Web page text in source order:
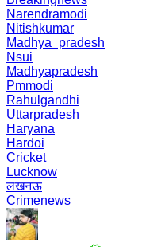
Narendramodi
Nitishkumar
Madhya_pradesh
Nsui
Madhyapradesh
Pmmodi
Rahulgandhi
Uttarpradesh
Haryana
Hardoi
Cricket
Lucknow
लखनऊ
Crimenews